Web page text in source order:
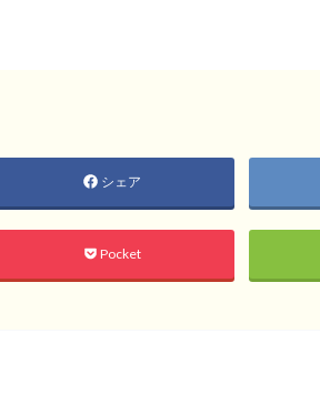
シェア
Pocket